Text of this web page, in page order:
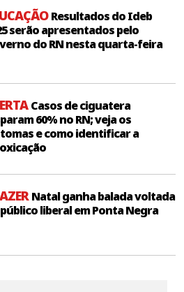
Resultados do Ideb
serão apresentados pelo
do RN nesta quarta-feira
Casos de ciguatera
60% no RN; veja os
e como identificar a
Natal ganha balada voltada
liberal em Ponta Negra